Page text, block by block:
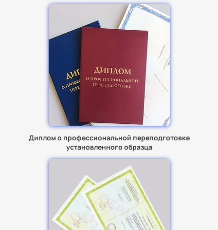
Диплом о профессиональной переподготовке
установленного образца